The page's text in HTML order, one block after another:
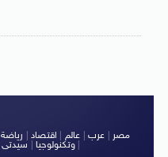
مصر عرب عالم اقتصاد رياضة
وتكنولوجيا| سيدتى
|